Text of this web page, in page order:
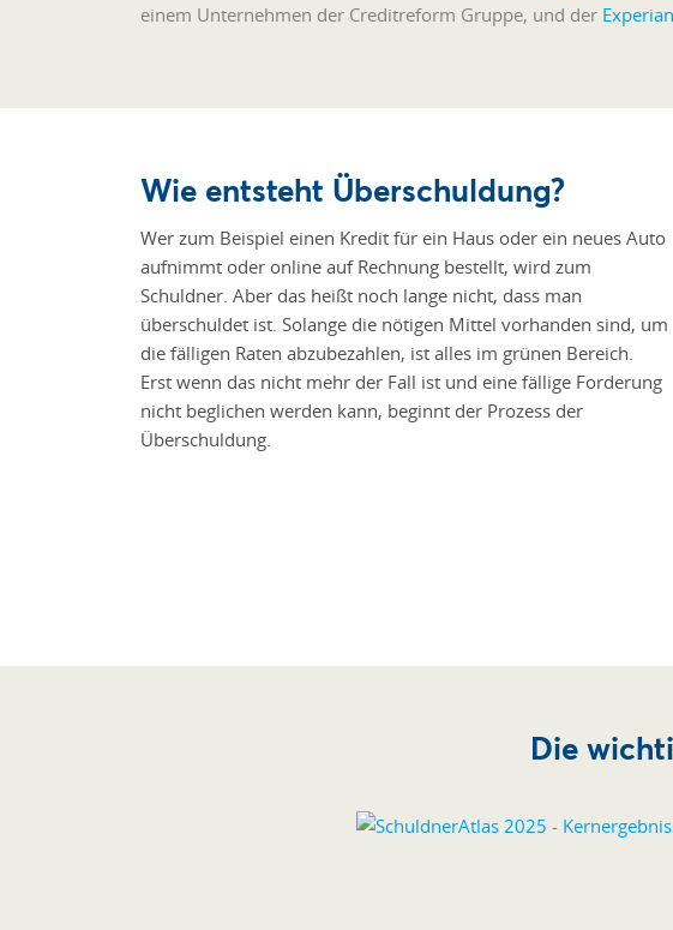
einem Unternehmen der Creditreform Gruppe, und der
Wie entsteht Überschuldung?
Wer zum Beispiel einen Kredit für ein Haus oder ein neues Auto
aufnimmt oder online auf Rechnung bestellt, wird zum
Schuldner. Aber das heißt noch lange nicht, dass man
überschuldet ist. Solange die nötigen Mittel vorhanden sind, um
die fälligen Raten abzubezahlen, ist alles im grünen Bereich.
Erst wenn das nicht mehr der Fall ist und eine fällige Forderung
nicht beglichen werden kann, beginnt der Prozess der
Überschuldung.
Die